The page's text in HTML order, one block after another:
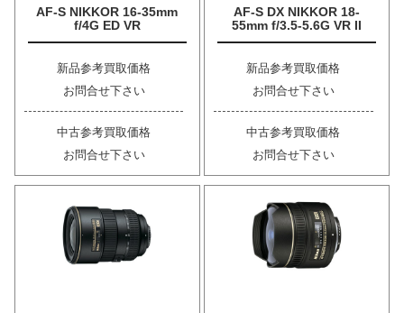
AF-S NIKKOR 16-35mm
f/4G ED VR
新品参考買取価格
お問合せ下さい
中古参考買取価格
お問合せ下さい
AF-S DX NIKKOR 18-
55mm f/3.5-5.6G VR II
新品参考買取価格
お問合せ下さい
中古参考買取価格
お問合せ下さい